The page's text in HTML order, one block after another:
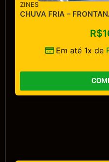
ZINES
CHUVA FRIA –
R$
Em até 1x de